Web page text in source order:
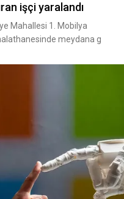
işçi yaralandı
Mahallesi 1. Mobilya
meydana g